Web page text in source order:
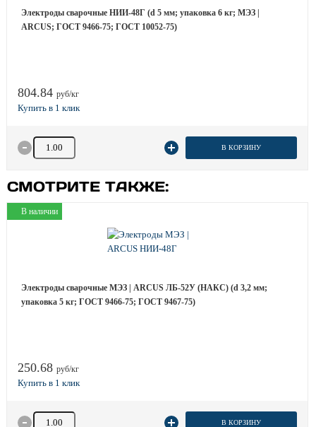
Электроды сварочные НИИ-48Г (d 5 мм; упаковка 6 кг; МЭЗ |
ARCUS; ГОСТ 9466-75; ГОСТ 10052-75)
804.84 руб/кг
Количество товара В КОРЗИНУ
СМОТРИТЕ ТАКЖЕ:
В наличии
Электроды сварочные МЭЗ | ARCUS ЛБ-52У (НАКС) (d 3,2 мм;
упаковка 5 кг; ГОСТ 9466-75; ГОСТ 9467-75)
250.68 руб/кг
Количество товара В КОРЗИНУ